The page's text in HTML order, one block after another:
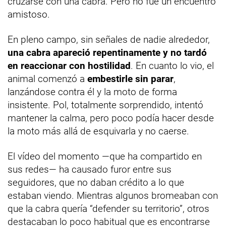
amistoso.
En pleno campo, sin señales de nadie alrededor,
una cabra apareció repentinamente y no tardó
en reaccionar con hostilidad. En cuanto lo vio, el
animal comenzó a embestirle sin parar,
lanzándose contra él y la moto de forma
insistente. Pol, totalmente sorprendido, intentó
mantener la calma, pero poco podía hacer desde
la moto más allá de esquivarla y no caerse.
El vídeo del momento —que ha compartido en
sus redes— ha causado furor entre sus
seguidores, que no daban crédito a lo que
estaban viendo. Mientras algunos bromeaban con
que la cabra quería “defender su territorio”, otros
destacaban lo poco habitual que es encontrarse